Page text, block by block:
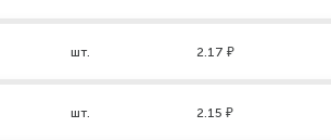
шт. 2.17 ₽
шт. 2.15 ₽